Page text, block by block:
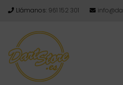
Llámanos: 961 152 301